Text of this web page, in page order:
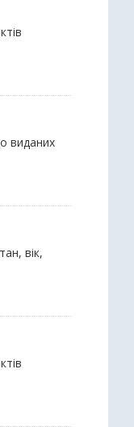
виданих
вік,